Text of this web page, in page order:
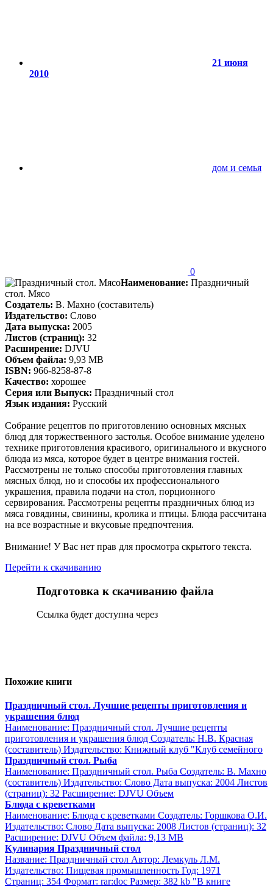
21 июня
2010
дом и семья
0
Наименование: Праздничный
стол. Мясо
Создатель: В. Махно (составитель)
Издательство: Слово
Дата выпуска: 2005
Листов (страниц): 32
Расширение: DJVU
Объем файла: 9,93 MB
ISBN: 966-8258-87-8
Качество: хорошее
Серия или Выпуск: Праздничный стол
Язык издания: Русский
Собрание рецептов по приготовлению основных мясных
блюд для торжественного застолья. Особое внимание уделено
технике приготовления красивого, оригинального и вкусного
блюда из мяса, которое будет в центре внимания гостей.
Рассмотрены не только способы приготовления главных
мясных блюд, но и способы их профессионального
украшения, правила подачи на стол, порционного
сервирования. Рассмотрены рецепты праздничных блюд из
мяса говядины, свинины, кролика и птицы. Блюда рассчитана
на все возрастные и вкусовые предпочтения.
Внимание! У Вас нет прав для просмотра скрытого текста.
Перейти к скачиванию
Подготовка к скачиванию файла
Сcылка будет доступна через
Похожие книги
Праздничный стол. Лучшие рецепты приготовления и
украшения блюд
Наименование: Праздничный стол. Лучшие рецепты
приготовления и украшения блюд Создатель: Н.В. Красная
(составитель) Издательство: Книжный клуб "Клуб семейного
Праздничный стол. Рыба
Наименование: Праздничный стол. Рыба Создатель: В. Махно
(составитель) Издательство: Слово Дата выпуска: 2004 Листов
(страниц): 32 Расширение: DJVU Объем
Блюда с креветками
Наименование: Блюда с креветками Создатель: Горшкова О.И.
Издательство: Слово Дата выпуска: 2008 Листов (страниц): 32
Расширение: DJVU Объем файла: 9,13 MB
Кулинария Праздничный стол
Название: Праздничный стол Автор: Лемкуль Л.М.
Издательство: Пищевая промышленность Год: 1971
Страниц: 354 Формат: rar:doc Размер: 382 kb "В книге